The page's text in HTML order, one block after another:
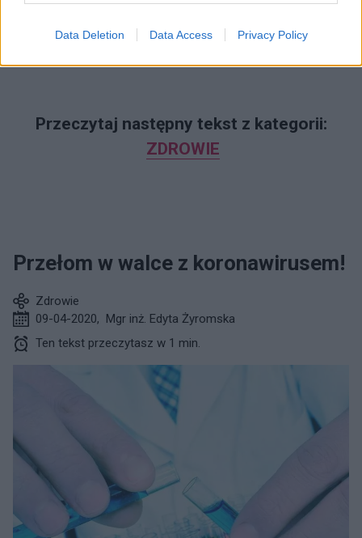
Data Deletion Data Access Privacy Policy
Przeczytaj następny tekst z kategorii:
ZDROWIE
Przełom w walce z koronawirusem!
Zdrowie
09-04-2020, Mgr inż. Edyta Żyromska
Ten tekst przeczytasz w 1 min.